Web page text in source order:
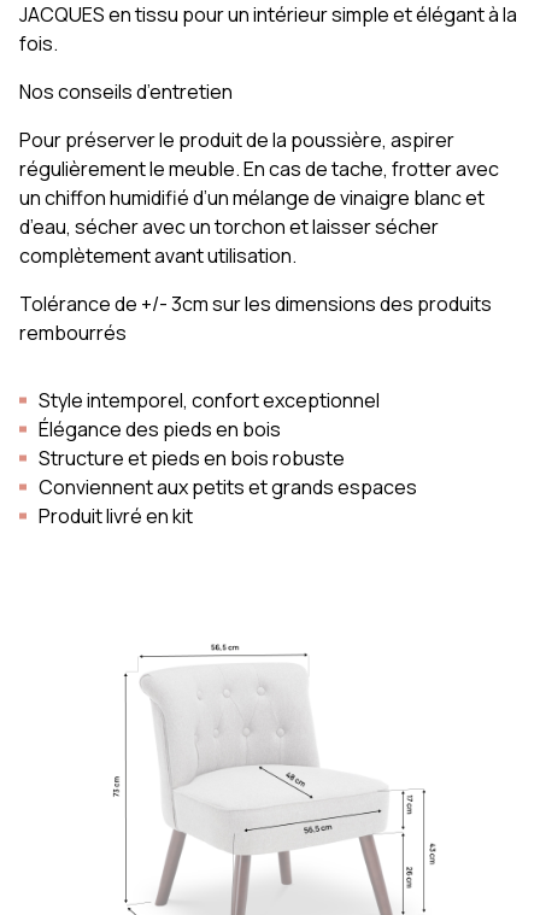
JACQUES en tissu pour un intérieur simple et élégant à la
fois.
Nos conseils d’entretien
Pour préserver le produit de la poussière, aspirer
régulièrement le meuble. En cas de tache, frotter avec
un chiffon humidifié d’un mélange de vinaigre blanc et
d’eau, sécher avec un torchon et laisser sécher
complètement avant utilisation.
Tolérance de +/- 3cm sur les dimensions des produits
rembourrés
Style intemporel, confort exceptionnel
Élégance des pieds en bois
Structure et pieds en bois robuste
Conviennent aux petits et grands espaces
Produit livré en kit